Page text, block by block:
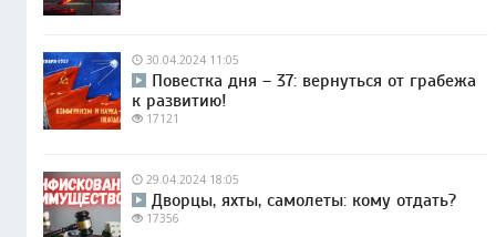
30.04.2024 11:05
Повестка дня – 37: вернуться от грабежа
к развитию!
17121
29.04.2024 18:05
Дворцы, яхты, самолеты: кому отдать?
17356